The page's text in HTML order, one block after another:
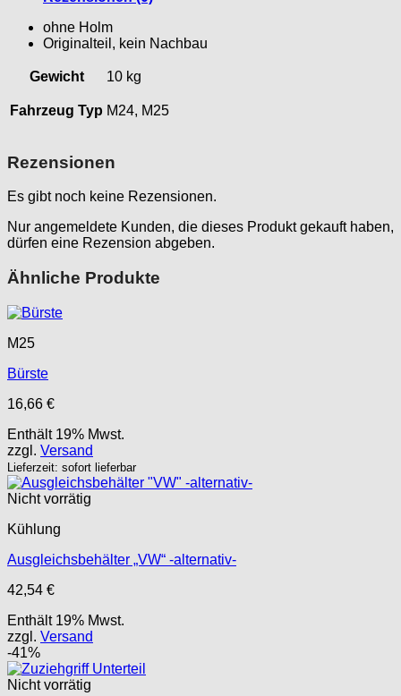
ohne Holm
Originalteil, kein Nachbau
Gewicht 10 kg
Fahrzeug Typ M24, M25
Rezensionen
Es gibt noch keine Rezensionen.
Nur angemeldete Kunden, die dieses Produkt gekauft haben,
dürfen eine Rezension abgeben.
Ähnliche Produkte
M25
Bürste
16,66 €
Enthält 19% Mwst.
zzgl. Versand
Lieferzeit: sofort lieferbar
Nicht vorrätig
Kühlung
Ausgleichsbehälter „VW“ -alternativ-
42,54 €
Enthält 19% Mwst.
zzgl. Versand
-41%
Nicht vorrätig